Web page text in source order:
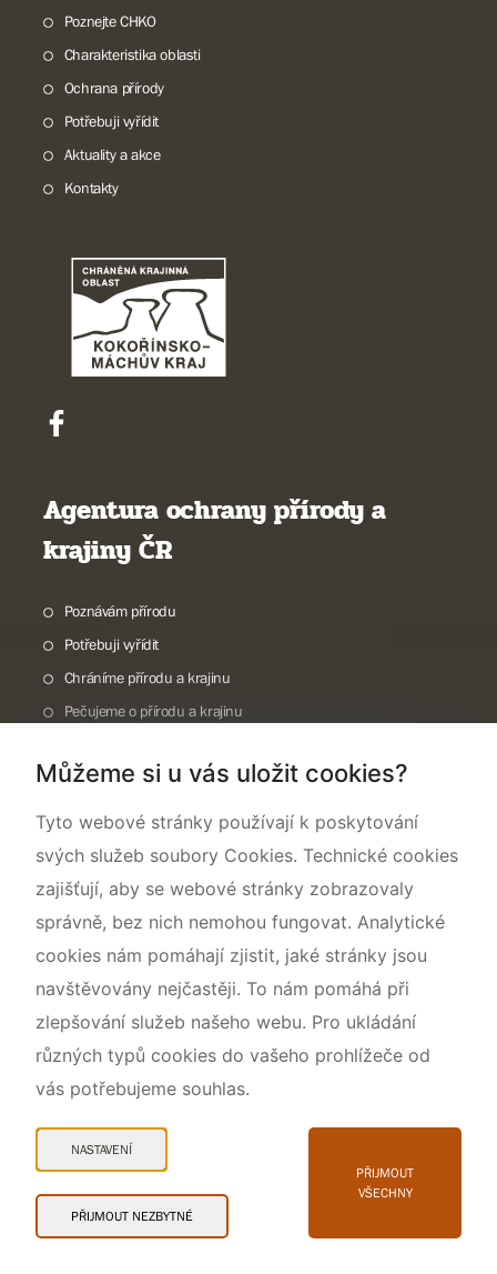
Poznejte CHKO
Charakteristika oblasti
Ochrana přírody
Potřebuji vyřídit
Aktuality a akce
Kontakty
Agentura ochrany přírody a
krajiny ČR
Poznávám přírodu
Potřebuji vyřídit
Chráníme přírodu a krajinu
Pečujeme o přírodu a krajinu
O nás
Snadné čtení
© 2026 AOPK ČR
Můžeme si u vás uložit cookies?
Tyto webové stránky používají k poskytování
svých služeb soubory Cookies. Technické cookies
zajišťují, aby se webové stránky zobrazovaly
správně, bez nich nemohou fungovat. Analytické
cookies nám pomáhají zjistit, jaké stránky jsou
navštěvovány nejčastěji. To nám pomáhá při
zlepšování služeb našeho webu. Pro ukládání
různých typů cookies do vašeho prohlížeče od
vás potřebujeme souhlas.
NASTAVENÍ
PŘIJMOUT NEZBYTNÉ
PŘIJMOUT
VŠECHNY